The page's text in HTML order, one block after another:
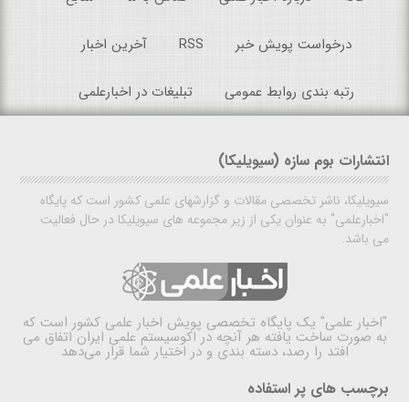
درخواست پویش خبر RSS آخرین اخبار
رتبه بندی روابط عمومی تبلیغات در اخبارعلمی
انتشارات بوم سازه (سیویلیکا)
سیویلیکا، ناشر تخصصی مقالات و گزارشهای علمی کشور است که پایگاه
"اخبارعلمی" به عنوان یکی از زیر مجموعه های سیویلیکا در حال فعالیت
می باشد.
"اخبار علمی" یک پایگاه تخصصی پویش اخبار علمی کشور است که
به صورت ساخت یافته هر آنچه در اکوسیستم علمی ایران اتفاق می
افتد را رصد، دسته بندی و در اختیار شما قرار می‌دهد
برچسب های پر استفاده